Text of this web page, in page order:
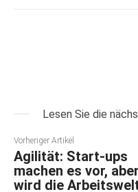
Lesen Sie die
Vorheriger Artikel
Agilität: Start-ups
machen es vor, aber
wird die